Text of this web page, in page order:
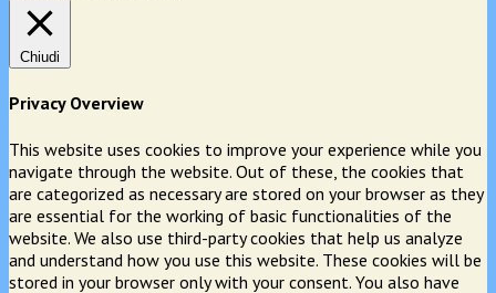
Chiudi
Privacy Overview
This website uses cookies to improve your experience while you
navigate through the website. Out of these, the cookies that
are categorized as necessary are stored on your browser as they
are essential for the working of basic functionalities of the
website. We also use third-party cookies that help us analyze
and understand how you use this website. These cookies will be
stored in your browser only with your consent. You also have